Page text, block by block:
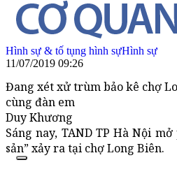
Hình sự & tố tụng hình sựHình sự
11/07/2019 09:26
Đang xét xử trùm bảo kê chợ
cùng đàn em
Duy Khương
Sáng nay, TAND TP Hà Nội
sản” xảy ra tại chợ Long Biên.